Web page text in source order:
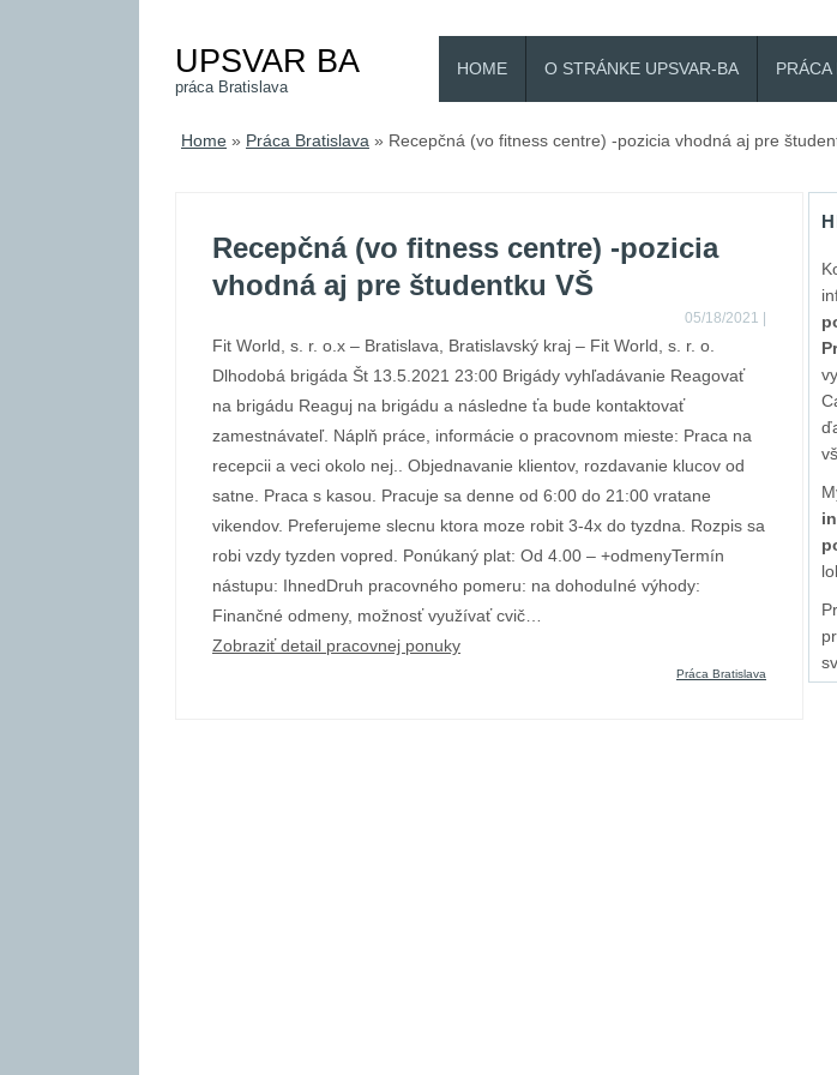
UPSVAR BA
práca Bratislava
HOME O STRÁNKE UPSVAR-BA PRÁCA
Home » Práca Bratislava » Recepčná (vo fitness centre) -pozicia vhodná aj pre
Recepčná (vo fitness centre) -pozicia
vhodná aj pre študentku VŠ
05/18/2021
Fit World, s. r. o.x – Bratislava, Bratislavský kraj – Fit World, s. r. o.
Dlhodobá brigáda Št 13.5.2021 23:00 Brigády vyhľadávanie Reagovať
na brigádu Reaguj na brigádu a následne ťa bude kontaktovať
zamestnávateľ. Náplň práce, informácie o pracovnom mieste: Praca na
recepcii a veci okolo nej.. Objednavanie klientov, rozdavanie klucov od
satne. Praca s kasou. Pracuje sa denne od 6:00 do 21:00 vratane
vikendov. Preferujeme slecnu ktora moze robit 3-4x do tyzdna. Rozpis sa
robi vzdy tyzden vopred. Ponúkaný plat: Od 4.00 – +odmenyTermín
nástupu: IhnedDruh pracovného pomeru: na dohoduIné výhody:
Finančné odmeny, možnosť využívať cvič…
Zobraziť detail pracovnej ponuky
Práca Bratislava